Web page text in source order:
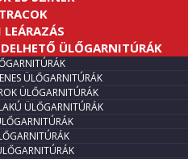
LEÁRAZÁS
ÜLŐGARNITÚRÁK
ÜLŐGARNITÚRÁK
ÜLŐGARNITÚRÁK
ÜLŐGARNITÚRÁK